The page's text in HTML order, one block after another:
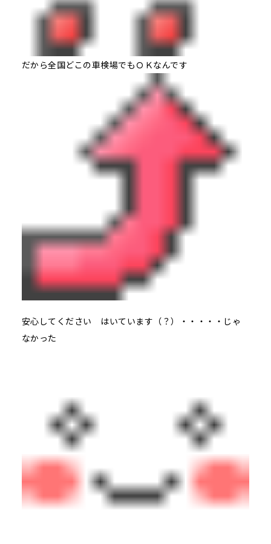
だから全国どこの車検場でもＯＫなんです
安心してください はいています（？）・・・・・じゃ
なかった